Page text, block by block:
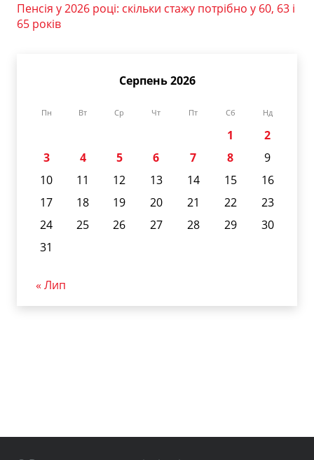
Пенсія у 2026 році: скільки стажу потрібно у 60, 63 і
65 років
Серпень 2026
Пн Вт Ср Чт Пт Сб Нд
1
2
3
4 5 6 7 8
9
10
11 12 13 14 15
16
17
18 19 20 21 22
23
24
25 26 27 28 29
30
31
« Лип